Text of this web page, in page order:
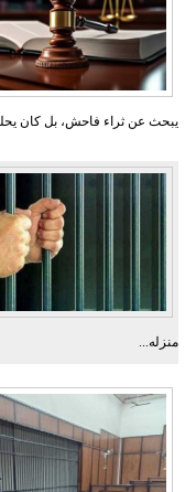
يبحث عن ثراء فاحش، بل كان يحلم
منزله...